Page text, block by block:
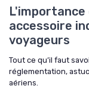
L'importance
accessoire
voyageurs
Tout ce qu’il faut
réglementation,
aériens.